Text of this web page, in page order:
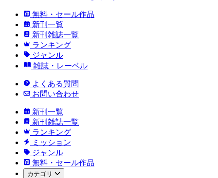
無料・セール作品
新刊一覧
新刊雑誌一覧
ランキング
ジャンル
雑誌・レーベル
よくある質問
お問い合わせ
新刊一覧
新刊雑誌一覧
ランキング
ミッション
ジャンル
無料・セール作品
カテゴリ